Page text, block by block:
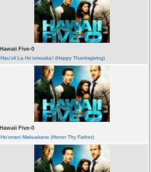
Hawaii Five-0
Hau'oli La Ho'omoaika'i (Happy Thanksgiving)
Hawaii Five-0
Ho'onani Makuakane (Honor Thy Father)